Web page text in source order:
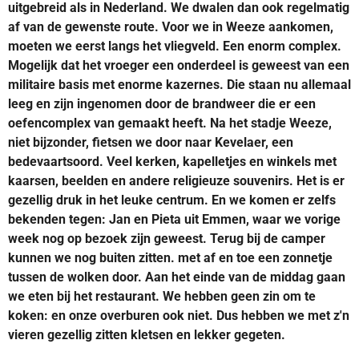
uitgebreid als in Nederland. We dwalen dan ook regelmatig
af van de gewenste route. Voor we in Weeze aankomen,
moeten we eerst langs het vliegveld. Een enorm complex.
Mogelijk dat het vroeger een onderdeel is geweest van een
militaire basis met enorme kazernes. Die staan nu allemaal
leeg en zijn ingenomen door de brandweer die er een
oefencomplex van gemaakt heeft. Na het stadje Weeze,
niet bijzonder, fietsen we door naar Kevelaer, een
bedevaartsoord. Veel kerken, kapelletjes en winkels met
kaarsen, beelden en andere religieuze souvenirs. Het is er
gezellig druk in het leuke centrum. En we komen er zelfs
bekenden tegen: Jan en Pieta uit Emmen, waar we vorige
week nog op bezoek zijn geweest. Terug bij de camper
kunnen we nog buiten zitten. met af en toe een zonnetje
tussen de wolken door. Aan het einde van de middag gaan
we eten bij het restaurant. We hebben geen zin om te
koken: en onze overburen ook niet. Dus hebben we met z'n
vieren gezellig zitten kletsen en lekker gegeten.